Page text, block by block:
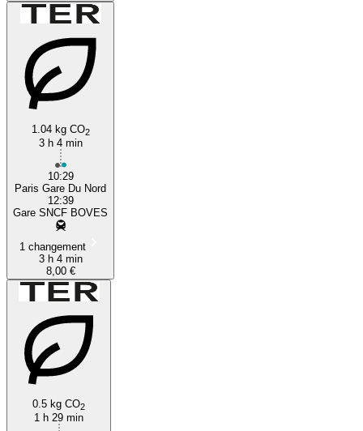
1.04 kg CO2
3 h 4 min
10:29
Paris Gare Du Nord
12:39
Gare SNCF BOVES
1 changement
3 h 4 min
8,00 €
0.5 kg CO2
1 h 29 min